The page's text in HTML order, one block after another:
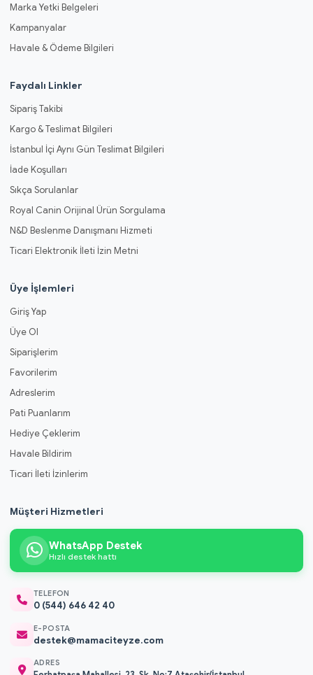
Marka Yetki Belgeleri
Kampanyalar
Havale & Ödeme Bilgileri
Faydalı Linkler
Sipariş Takibi
Kargo & Teslimat Bilgileri
İstanbul İçi Aynı Gün Teslimat Bilgileri
İade Koşulları
Sıkça Sorulanlar
Royal Canin Orijinal Ürün Sorgulama
N&D Beslenme Danışmanı Hizmeti
Ticari Elektronik İleti İzin Metni
Üye İşlemleri
Giriş Yap
Üye Ol
Siparişlerim
Favorilerim
Adreslerim
Pati Puanlarım
Hediye Çeklerim
Havale Bildirim
Ticari İleti İzinlerim
Müşteri Hizmetleri
WhatsApp Destek
Hızlı destek hattı
TELEFON
0 (544) 646 42 40
E-POSTA
destek@mamaciteyze.com
ADRES